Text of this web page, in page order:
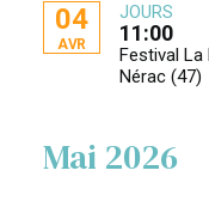
04
AVR
JOURS
11:00
Festival La
Nérac (47)
Mai 2026